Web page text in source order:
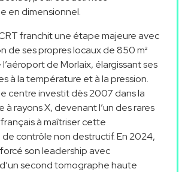
en dimensionnel.
RTfranchit une étape majeure avec
de ses propres locaux de 850 m²
de Morlaix, élargissant ses
à la température et à la pression.
centreinvestit dès 2007 dans la
rayons X, devenant l’un des rares
à maîtriser cette
contrôle non destructif. En 2024,
son leadership avec
second tomographe haute